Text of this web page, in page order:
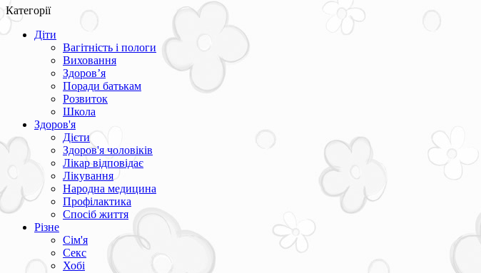
Категорії
Діти
Вагітність і пологи
Виховання
Здоров’я
Поради батькам
Розвиток
Школа
Здоров'я
Дієти
Здоров'я чоловіків
Лікар відповідає
Лікування
Народна медицина
Профілактика
Спосіб життя
Різне
Сім'я
Секс
Хобі